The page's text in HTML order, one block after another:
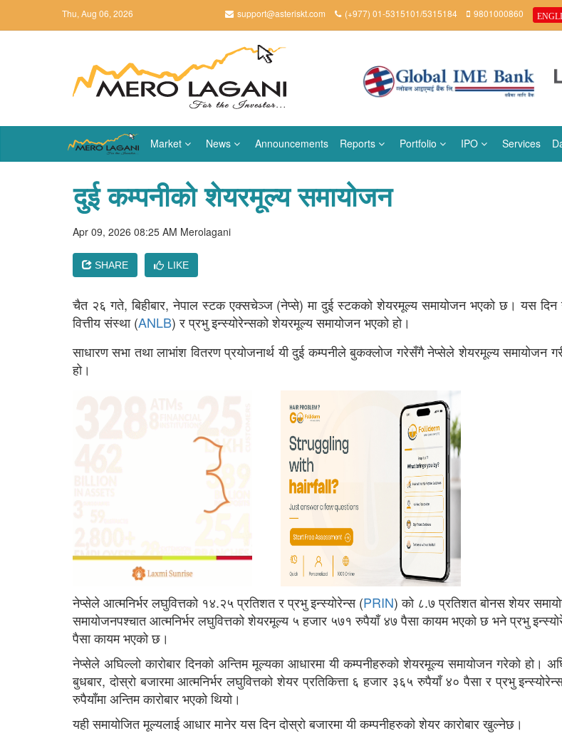
Thu, Aug 06, 2026 support@asteriskt.com (+977) 01-5315101/5315184 9801000860
Market News Announcements Reports Portfolio IPO Services
दुई कम्पनीको शेयरमूल्य समायोजन
Apr 09, 2026 08:25 AM Merolagani
SHARE LIKE
चैत २६ गते, बिहीबार, नेपाल स्टक एक्सचेञ्ज (नेप्से) मा दुई स्टकको शेयरमूल्य समायोजन भएको छ। यस दिन
वित्तीय संस्था (ANLB) र प्रभु इन्स्योरेन्सको शेयरमूल्य समायोजन भएको हो।
साधारण सभा तथा लाभांश वितरण प्रयोजनार्थ यी दुई कम्पनीले बुकक्लोज गरेसँगै नेप्सेले शेयरमूल्य समायोजन
हो।
नेप्सेले आत्मनिर्भर लघुवित्तको १४.२५ प्रतिशत र प्रभु इन्स्योरेन्स (PRIN) को ८.७ प्रतिशत बोनस शेयर
समायोजनपश्चात आत्मनिर्भर लघुवित्तको शेयरमूल्य ५ हजार ५७१ रुपैयाँ ४७ पैसा कायम भएको छ भने प्रभु
पैसा कायम भएको छ।
नेप्सेले अघिल्लो कारोबार दिनको अन्तिम मूल्यका आधारमा यी कम्पनीहरुको शेयरमूल्य समायोजन गरेको हो।
बुधबार, दोस्रो बजारमा आत्मनिर्भर लघुवित्तको शेयर प्रतिकित्ता ६ हजार ३६५ रुपैयाँ ४० पैसा र प्रभु
रुपैयाँमा अन्तिम कारोबार भएको थियो।
यही समायोजित मूल्यलाई आधार मानेर यस दिन दोस्रो बजारमा यी कम्पनीहरुको शेयर कारोबार खुल्नेछ।